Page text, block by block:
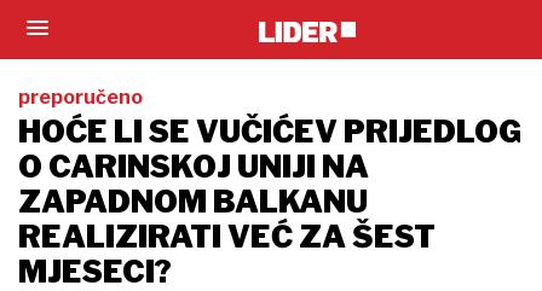
preporučeno
HOĆE LI SE VUČIĆEV PRIJEDLOG
O CARINSKOJ UNIJI NA
ZAPADNOM BALKANU
REALIZIRATI VEĆ ZA ŠEST
MJESECI?